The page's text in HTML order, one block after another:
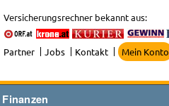
Versicherungsrechner bekannt aus:
Partner Jobs Kontakt Mein Konto
Finanzen